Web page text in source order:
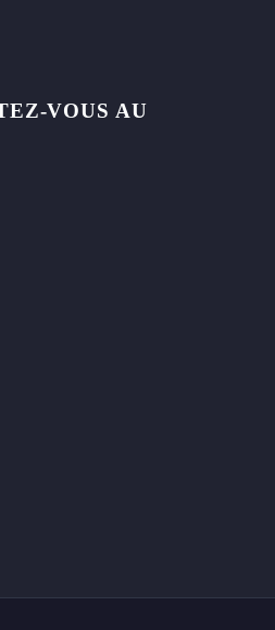
VOUS AU